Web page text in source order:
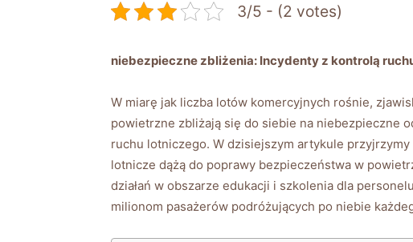
3/5 - (2 votes)
niebezpieczne zbliżenia:⁤ Incydenty ​z kontrolą
W miarę jak liczba ⁤lotów ⁢komercyjnych rośnie,
powietrzne zbliżają się​ do siebie na niebezpieczne‍
ruchu lotniczego. W dzisiejszym artykule
lotnicze⁣ dążą do ‍poprawy bezpieczeństwa w
działań w obszarze edukacji i szkolenia ⁣dla
milionom‍ pasażerów podróżujących po niebie